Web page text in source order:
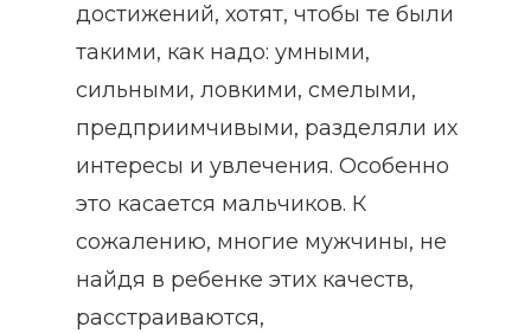
достижений, хотят, чтобы те были
такими, как надо: умными,
сильными, ловкими, смелыми,
предприимчивыми, разделяли их
интересы и увлечения. Особенно
это касается мальчиков. К
сожалению, многие мужчины, не
найдя в ребенке этих качеств,
расстраиваются,